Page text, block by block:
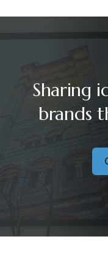
Sharing
brands